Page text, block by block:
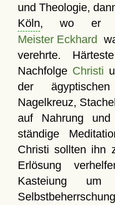
und Theologie,
Köln, wo er
Meister Eckhard
verehrte.
Nachfolge Christi
der
Nagelkreuz,
auf Nahrung
ständige
Christi sollten ihn
Erlösung
Kasteiung um